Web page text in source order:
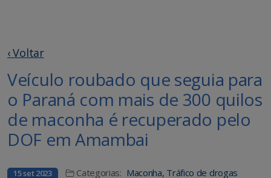
‹ Voltar
Veículo roubado que seguia para
o Paraná com mais de 300 quilos
de maconha é recuperado pelo
DOF em Amambai
15 set 2023 Categorias: Maconha, Tráfico de drogas